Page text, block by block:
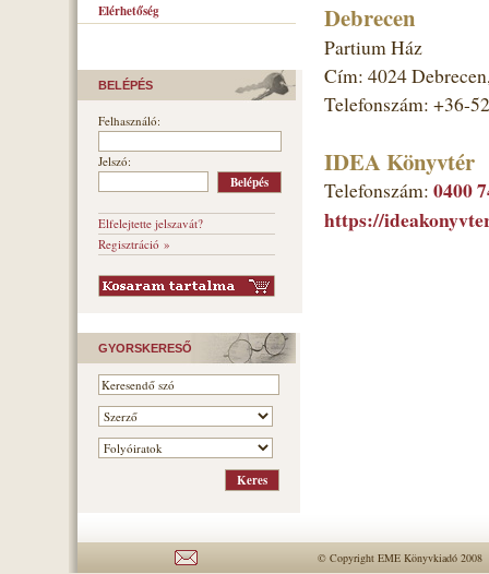
Elérhetőség
BELÉPÉS
Felhasználó:
Jelszó:
Elfelejtette jelszavát?
Regisztráció »
GYORSKERESŐ
Debrecen
Partium Ház
Cím: 4024
Telefonszám: +36-
IDEA Könyvtér
Telefonszám: 0400
https://
© Copyright EME Könyvkiadó 2008